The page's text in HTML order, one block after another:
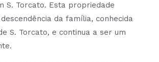
S. Torcato. Esta propriedade
da família, conhecida
S. Torcato, e continua a ser um